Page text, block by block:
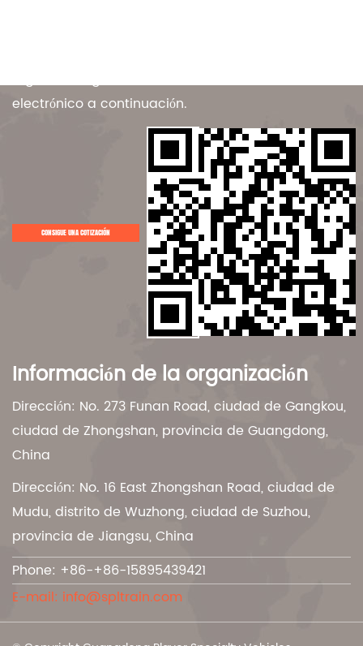
regístrese ingresando su dirección de correo
electrónico a continuación.
CONSIGUE UNA COTIZACIÓN
Información de la organización
Dirección: No. 273 Funan Road, ciudad de Gangkou,
ciudad de Zhongshan, provincia de Guangdong,
China
Dirección: No. 16 East Zhongshan Road, ciudad de
Mudu, distrito de Wuzhong, ciudad de Suzhou,
provincia de Jiangsu, China
Phone: +86-+86-15895439421
E-mail: info@spltrain.com